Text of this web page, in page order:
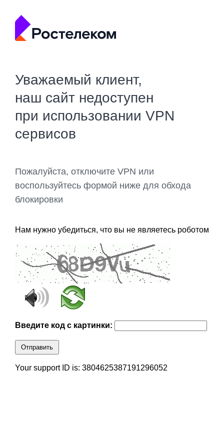
Уважаемый клиент,
наш сайт недоступен
при использовании VPN
сервисов
Пожалуйста, отключите VPN или
воспользуйтесь формой ниже для обхода
блокировки
Нам нужно убедиться, что вы не являетесь роботом
Введите код с картинки:
Отправить
Your support ID is: 3804625387191296052